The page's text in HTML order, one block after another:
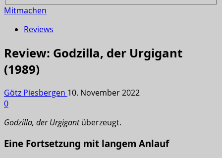
Mitmachen
Reviews
Review: Godzilla, der Urgigant
(1989)
Götz Piesbergen 10. November 2022
0
Godzilla, der Urgigantüberzeugt.
Eine Fortsetzung mit langem Anlauf